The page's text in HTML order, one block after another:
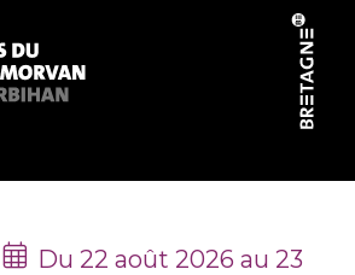
Du 22 août 2026 au 23